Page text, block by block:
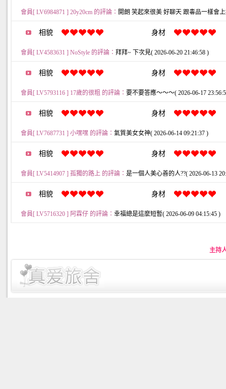
會員[ LV6984871 ] 20y20cm 的評論： 開朗 笑起來很美 好聊天 跟毒品一樣會上
相貌 身材
會員[ LV4583631 ] NoStyle 的評論： 拜拜~ 下次見( 2026-06-20 21:46:58 )
相貌 身材
會員[ LV5793116 ] 17歲的很粗 的評論： 要不要答應～～～( 2026-06-17
相貌 身材
會員[ LV7687731 ] 小嘿嘿 的評論： 氣質美女女神( 2026-06-14 09:21:37 )
相貌 身材
會員[ LV5414907 ] 孤獨的路上 的評論： 是一個人美心善的人??( 2026-06-13
相貌 身材
會員[ LV5716320 ] 阿霖仔 的評論： 幸福總是這麼短暫( 2026-06-09 04:15:45 )
主持